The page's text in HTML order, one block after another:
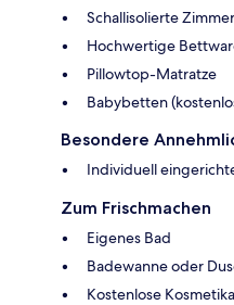
Schallisolierte Zimmer
Hochwertige
Pillowtop-Matratze
Babybetten
Besondere
Individuell
Zum Frischmachen
Eigenes Bad
Badewanne oder
Kostenlose